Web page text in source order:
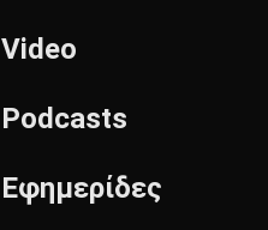
Video
Podcasts
Εφημερίδες